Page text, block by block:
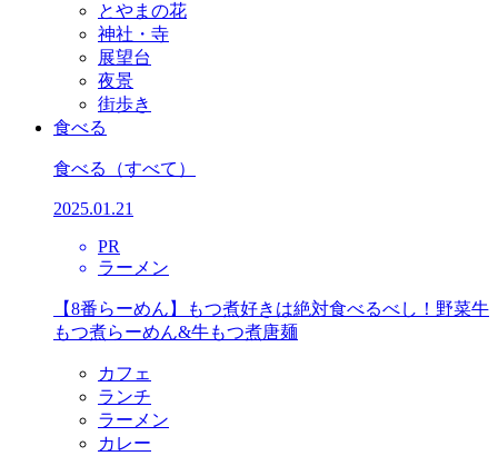
とやまの花
神社・寺
展望台
夜景
街歩き
食べる
食べる （すべて）
2025.01.21
PR
ラーメン
【8番らーめん】もつ煮好きは絶対食べるべし！野菜牛
もつ煮らーめん&牛もつ煮唐麺
カフェ
ランチ
ラーメン
カレー